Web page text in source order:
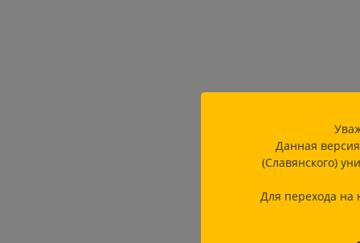
Данная
(Славянского)
Для перехода на